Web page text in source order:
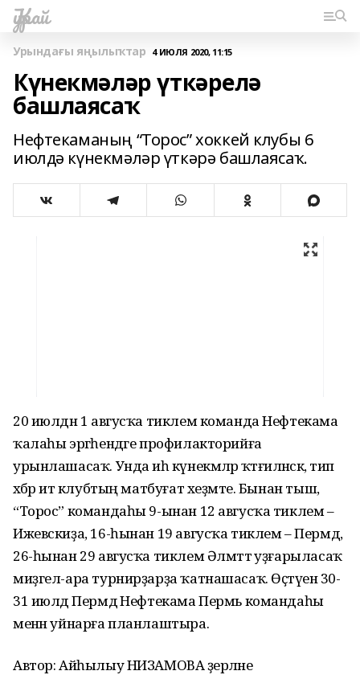
Ҡурай
Урындағы яңылыҡтар 4 ИЮЛЯ 2020, 11:15
Күнекмәләр үткәрелә
башлаясаҡ
Нефтекаманың “Торос” хоккей клубы 6
июлдә күнекмәләр үткәрә башлаясаҡ.
20 июлдән 1 авгусҡа тиклем команда Нефтекама
ҡалаһы эргәһендәге профилакторийға
урынлашасаҡ. Унда иһә күнекмәләр ҡәтғиләнәсәк, тип
хәбәр итә клубтың матбуғат хеҙмәте. Бынан тыш,
“Торос” командаһы 9-ынан 12 авгусҡа тиклем –
Ижевскиҙа, 16-һынан 19 авгусҡа тиклем – Пермдә,
26-һынан 29 авгусҡа тиклем Әлмәттә уҙғарыласаҡ
миҙгел-ара турнирҙарҙа ҡатнашасаҡ. Өҫтәүенә 30-
31 июлдә Пермдә Нефтекама Пермь командаһы
менән уйнарға планлаштыра.
Автор: Айһылыу НИЗАМОВА әҙерләне